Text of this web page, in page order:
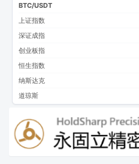
BTC/USDT
上证指数
深证成指
创业板指
恒生指数
纳斯达克
道琼斯